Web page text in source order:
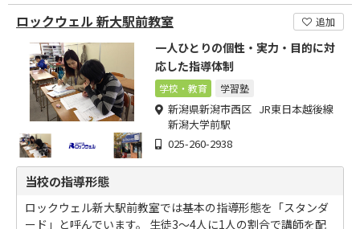
ロックウェル 新大駅前教室 追加
一人ひとりの個性・実力・目的に対
応した指導体制
学校・教育 学習塾
新潟県新潟市西区 JR東日本越後線
新潟大学前駅
025-260-2938
当校の指導形態
ロックウェル新大駅前教室では基本の指導形態を「スタンダ
ード」と呼んでいます。 生徒3～4人に1人の割合で講師を配